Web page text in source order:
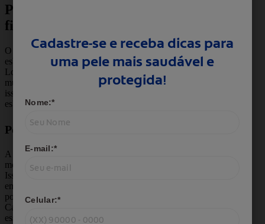
Por qual motivo a tatuagem
fica esbranquiçada?
O motivo de porque a tatuagem fica
esbranquiçada é pelo ressecamento da pele.
Logo após a sessão de tatuagem, a pele fica
muito machucada e perde muito líquido. Por
isso, é normal apresentar uma leve coloração
esbranquiçada na superfície do desenho.
Por que a tatuagem fica verde?
A reação da tinta com a pele é um dos
motivos do porque a tatuagem fica verde.
Isso pode acontecer quando a tinta preta entra
em contato com a pele. A sua pigmentação
pode se alterar na medida que os dias passam.
Cabe ao profissional identificar as cores para
esse problema não ocorrer no futuro.